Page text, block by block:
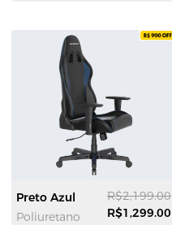
Preto Azul
Poliuretano
R$2,199.00
R$1,299.00